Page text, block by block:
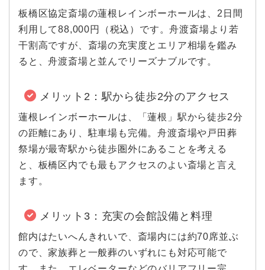
板橋区協定斎場の蓮根レインボーホールは、2日間
利用して88,000円（税込）です。舟渡斎場より若
干割高ですが、斎場の充実度とエリア相場を鑑み
ると、舟渡斎場と並んでリーズナブルです。
メリット2：駅から徒歩2分のアクセス
蓮根レインボーホールは、「蓮根」駅から徒歩2分
の距離にあり、駐車場も完備。舟渡斎場や戸田葬
祭場が最寄駅から徒歩圏外にあることを考える
と、板橋区内でも最もアクセスのよい斎場と言え
ます。
メリット3：充実の会館設備と料理
館内はたいへんきれいで、斎場内には約70席並ぶ
ので、家族葬と一般葬のいずれにも対応可能で